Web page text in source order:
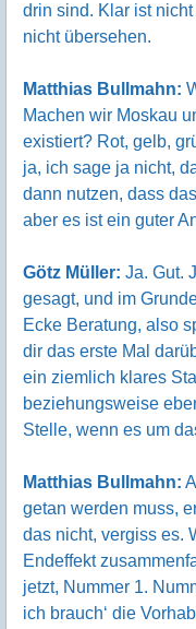
drin sind. Klar ist
nicht übersehen.
Matthias Bullmahn:
Machen wir Moskau
existiert? Rot, gelb,
ja, ich sage ja nicht,
dann nutzen, dass
aber es ist ein guter
Götz Müller: Ja. Gut.
gesagt, und im
Ecke Beratung, also
dir das erste Mal
ein ziemlich klares
beziehungsweise
Stelle, wenn es um
Matthias Bullmahn:
getan werden muss,
das nicht, vergiss es.
Endeffekt
jetzt, Nummer 1.
ich brauch‘ die